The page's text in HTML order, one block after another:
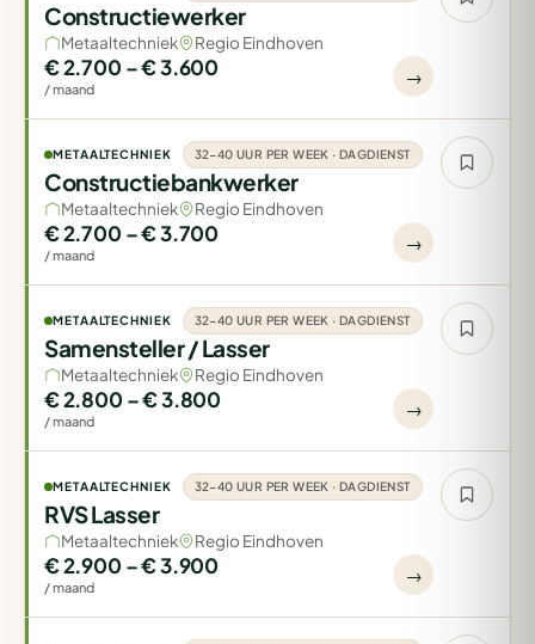
Constructiewerker
Metaaltechniek Regio Eindhoven
€ 2.700 – € 3.600
/ maand
→
METAALTECHNIEK 32-40 UUR PER WEEK · DAGDIENST
Constructiebankwerker
Metaaltechniek Regio Eindhoven
€ 2.700 – € 3.700
/ maand
→
METAALTECHNIEK 32-40 UUR PER WEEK · DAGDIENST
Samensteller / Lasser
Metaaltechniek Regio Eindhoven
€ 2.800 – € 3.800
/ maand
→
METAALTECHNIEK 32-40 UUR PER WEEK · DAGDIENST
RVS Lasser
Metaaltechniek Regio Eindhoven
€ 2.900 – € 3.900
/ maand
→